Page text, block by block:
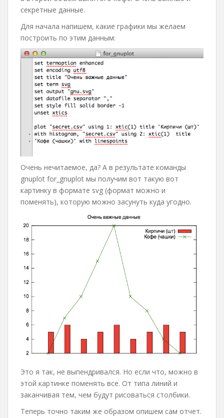
секретные данные.
Для начала напишем, какие графики мы желаем
построить по этим данным:
Очень нечитаемое, да? А в результате команды
gnuplot for_gnuplot мы получим вот такую вот
картинку в формате svg (формат можно и
поменять), которую можно засунуть куда угодно.
Это я так, не выпендривался. Но если что, можно в
этой картинке поменять все. От типа линий и
заканчивая тем, чем будут рисоваться столбики.
Теперь точно таким же образом опишем сам отчет.